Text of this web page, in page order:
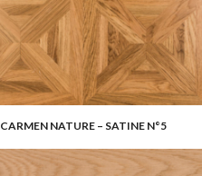
CARMEN NATURE – SATINE N°5